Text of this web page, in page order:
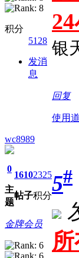
积分
5128
发消
息
银
回复
使用
wc8989
0
主
题
1610
帖子
2325
积分
金牌会员
5#